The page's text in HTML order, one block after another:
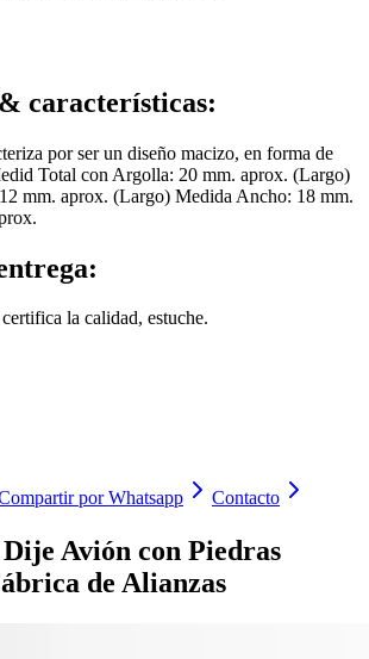
características:
por ser un diseño macizo, en forma de
Total con Argolla: 20 mm. aprox. (Largo)
mm. aprox. (Largo) Medida Ancho: 18 mm.
la calidad, estuche.
por Whatsapp Contacto
Dije Avión con Piedras
de Alianzas